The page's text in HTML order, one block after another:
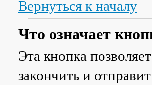
Вернуться к началу
Что означает
Эта кнопка
закончить и